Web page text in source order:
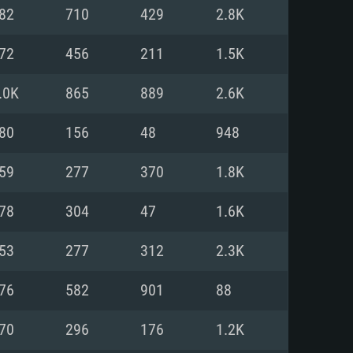
mais
com DirectX 11 ou superior;
ou superior, Radeon RX 570
(Intel Xeon não suportado)
Vega II ou superior com
banda larga.
de 6 meses) / equivalentes
com os drivers mais
710 429 2.8K
456 211 1.5K
865 889 2.6K
156 48 948
277 370 1.8K
304 47 1.6K
277 312 2.3K
582 901 88
296 176 1.2K